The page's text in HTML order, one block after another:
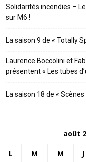
Solidarités incendies –
sur M6 !
La saison 9 de « Totally
Laurence Boccolini et
présentent « Les tubes
La saison 18 de «
août
L M M J